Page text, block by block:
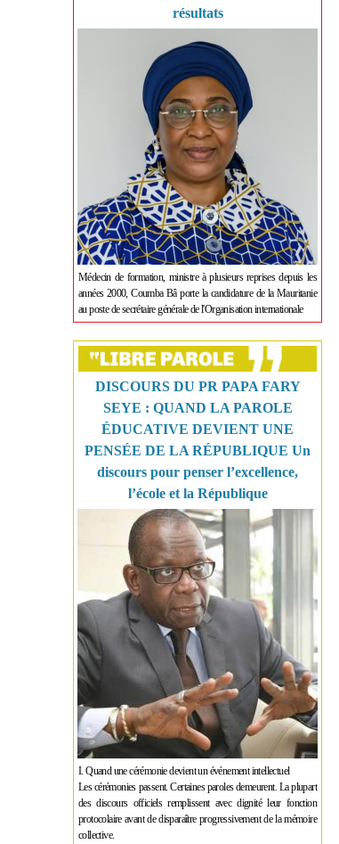
résultats
Médecin de formation, ministre à plusieurs reprises depuis les
années 2000, Coumba Bâ porte la candidature de la Mauritanie
au poste de secrétaire générale de l'Organisation internationale
DISCOURS DU PR PAPA FARY
SEYE : QUAND LA PAROLE
ÉDUCATIVE DEVIENT UNE
PENSÉE DE LA RÉPUBLIQUE Un
discours pour penser l’excellence,
l’école et la République
I. Quand une cérémonie devient un événement intellectuel
Les cérémonies passent. Certaines paroles demeurent. La plupart
des discours officiels remplissent avec dignité leur fonction
protocolaire avant de disparaître progressivement de la mémoire
collective.